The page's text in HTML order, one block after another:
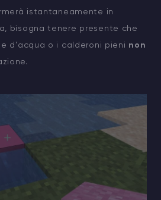
istantaneamente in
bisogna tenere presente che
d'acqua o i calderoni pieni non